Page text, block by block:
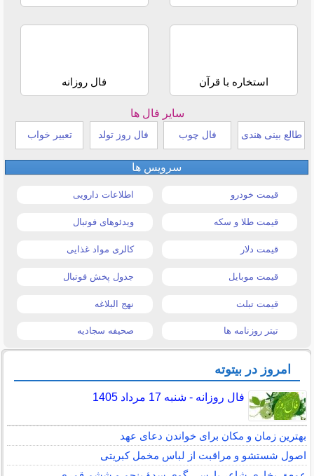
استخاره با قرآن فال روزانه
سایر فال ها
طالع بینی هندی فال چوب فال روز تولد تعبیر خواب
سرویس ها
قیمت خودرو اطلاعات دارویی
قیمت طلا و سکه ویدئوهای فوتبال
قیمت دلار کالری مواد غذایی
قیمت موبایل جدول پخش فوتبال
قیمت تبلت نهج البلاغه
تیتر روزنامه ها صحیفه سجادیه
امروز در بیتوته
فال روزانه - شنبه 17 مرداد 1405
بهترین زمان و مکان برای خواندن دعای عهد
اصول شستشو و مراقبت از لباس مخمل کبریتی